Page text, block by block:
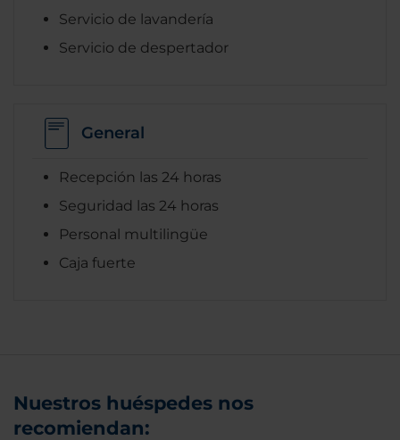
Servicio de lavandería
Servicio de despertador
General
Recepción las 24 horas
Seguridad las 24 horas
Personal multilingüe
Caja fuerte
Nuestros huéspedes nos
recomiendan: